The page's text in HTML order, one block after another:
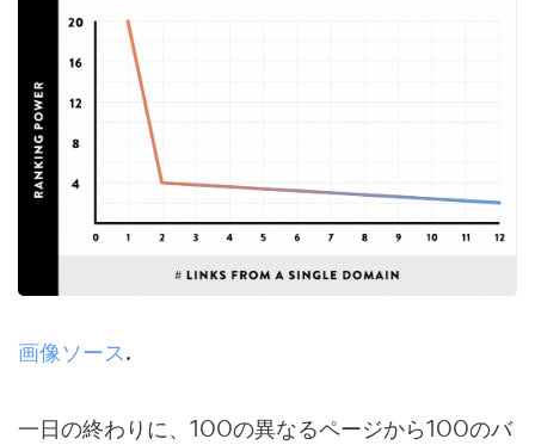
画像ソース.
一日の終わりに、100の異なるページから100のバ